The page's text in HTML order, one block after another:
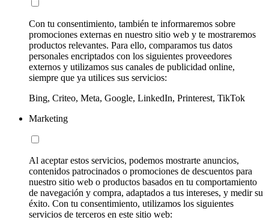
Con tu consentimiento, también te informaremos sobre
promociones externas en nuestro sitio web y te mostraremos
productos relevantes. Para ello, comparamos tus datos
personales encriptados con los siguientes proveedores
externos y utilizamos sus canales de publicidad online,
siempre que ya utilices sus servicios:
Bing, Criteo, Meta, Google, LinkedIn, Printerest, TikTok
Marketing
Al aceptar estos servicios, podemos mostrarte anuncios,
contenidos patrocinados o promociones de descuentos para
nuestro sitio web o productos basados en tu comportamiento
de navegación y compra, adaptados a tus intereses, y medir su
éxito. Con tu consentimiento, utilizamos los siguientes
servicios de terceros en este sitio web: